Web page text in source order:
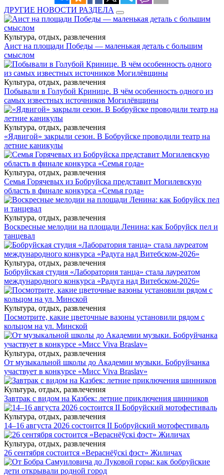
ДРУГИЕ НОВОСТИ РАЗДЕЛА
Культура, отдых, развлечения
Аист на площади Победы — маленькая деталь с большим
смыслом
Культура, отдых, развлечения
Побывали в Голубой Кринице. В чём особенность одного из
самых известных источников Могилёвщины
Культура, отдых, развлечения
«Ядвигой» закрыли сезон. В Бобруйске проводили театр на
летние каникулы
Культура, отдых, развлечения
Семья Горячевых из Бобруйска представит Могилевскую
область в финале конкурса «Семья года»
Культура, отдых, развлечения
Воскресные мелодии на площади Ленина: как Бобруйск пел и
танцевал
Культура, отдых, развлечения
Бобруйская студия «Лаборатория танца» стала лауреатом
международного конкурса «Радуга над Витебском-2026»
Культура, отдых, развлечения
Посмотрите, какие цветочные вазоны установили рядом с
кольцом на ул. Минской
Культура, отдых, развлечения
От музыкальной школы до Академии музыки. Бобруйчанка
участвует в конкурсе «Мисс Viva Braslav»
Культура, отдых, развлечения
Завтрак с видом на Казбек: летние приключения шинников
Культура, отдых, развлечения
14–16 августа 2026 состоится II Бобруйский мотофестиваль
Культура, отдых, развлечения
26 сентября состоится «Вераснёўскі фэст» Жиличах